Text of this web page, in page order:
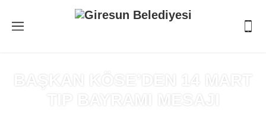
BAŞKAN KÖSE’DEN 14 MART
TIP BAYRAMI MESAJI